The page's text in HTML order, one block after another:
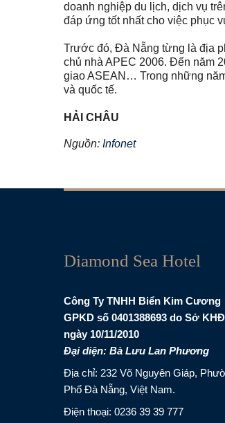
doanh nghiệp du lịch, dịch vụ
đáp ứng tốt nhất cho việc phục
Trước đó, Đà Nẵng từng là địa
chủ nhà APEC 2006. Đến năm
giao ASEAN… Trong những
và quốc tế.
HẢI CHÂU
Nguồn: Infonet
Diamond Sea Hotel
Công Ty TNHH Biển Kim Cương
GPKD số 0401388693 do Sở
ngày 10/11/2010
Đại diện: Bà Lưu Lan Phương
Địa chỉ: 232 Võ Nguyên Giáp,
Phố Đà Nẵng, Việt Nam.
Điện thoại: 0236 39 39 777